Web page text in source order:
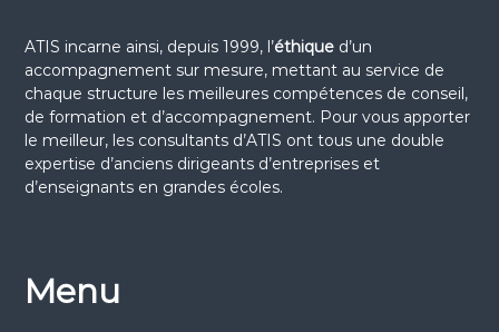
ATIS incarne ainsi, depuis 1999, l’éthiqued’un
accompagnement sur mesure, mettant au service de
chaque structure les meilleures compétences de conseil,
de formation et d’accompagnement. Pour vous apporter
le meilleur, les consultants d’ATIS ont tous une double
expertise d’anciens dirigeants d’entreprises et
d’enseignants en grandes écoles.
Menu